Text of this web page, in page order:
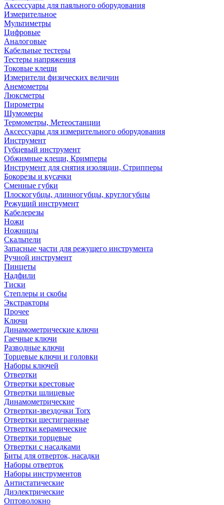
Аксессуары для паяльного оборудования
Измерительное
Мультиметры
Цифровые
Аналоговые
Кабельные тестеры
Тестеры напряжения
Токовые клещи
Измерители физических величин
Анемометры
Люксметры
Пирометры
Шумомеры
Термометры, Метеостанции
Аксессуары для измерительного оборудования
Инструмент
Губцевый инструмент
Обжимные клещи, Кримперы
Инструмент для снятия изоляции, Стрипперы
Бокорезы и кусачки
Сменные губки
Плоскогубцы, длинногубцы, круглогубцы
Режущий инструмент
Кабелерезы
Ножи
Ножницы
Скальпели
Запасные части для режущего инструмента
Ручной инструмент
Пинцеты
Надфили
Тиски
Степлеры и скобы
Экстракторы
Прочее
Ключи
Динамометрические ключи
Гаечные ключи
Разводные ключи
Торцевые ключи и головки
Наборы ключей
Отвертки
Отвертки крестовые
Отвертки шлицевые
Динамометрические
Отвертки-звездочки Torx
Отвертки шестигранные
Отвертки керамические
Отвертки торцевые
Отвертки с насадками
Биты для отверток, насадки
Наборы отверток
Наборы инструментов
Антистатические
Диэлектрические
Оптоволокно